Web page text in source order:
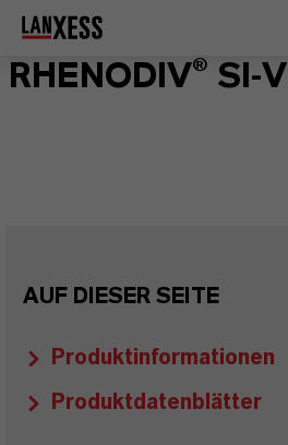
RHENODIV® SI-V
AUF DIESER SEITE
Produktinformationen
Produktdatenblätter